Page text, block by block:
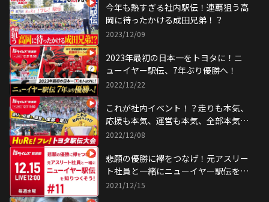
今年も熱すぎる社内駅伝！連覇狙う高
岡に待ったかける成田兄弟！？
2023/12/09
2023年最初の日本一をトヨタに！ニ
ューイヤー駅伝、7年ぶり優勝へ！
2022/12/22
これが社内イベント！？走りも本気、
応援も本気、運営も本気、全部本気！
HURE！フレ！駅伝特集
2022/12/08
悲願の優勝に襷をつなげ！元アスリー
ト社員と一緒にニューイヤー駅伝を知
りつくそう！
2021/12/15